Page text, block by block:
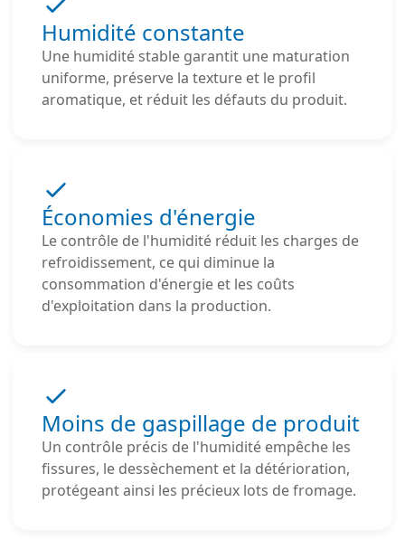
Humidité constante
Une humidité stable garantit une maturation
uniforme, préserve la texture et le profil
aromatique, et réduit les défauts du produit.
Économies d'énergie
Le contrôle de l'humidité réduit les charges de
refroidissement, ce qui diminue la
consommation d'énergie et les coûts
d'exploitation dans la production.
Moins de gaspillage de produit
Un contrôle précis de l'humidité empêche les
fissures, le dessèchement et la détérioration,
protégeant ainsi les précieux lots de fromage.